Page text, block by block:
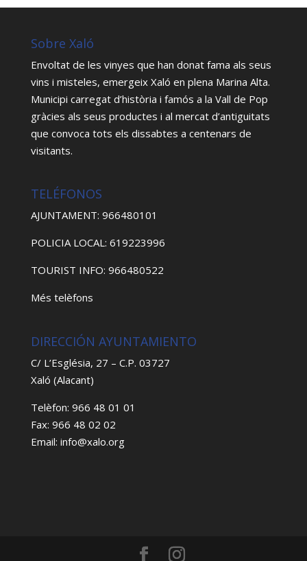
Sobre Xaló
Envoltat de les vinyes que han donat fama als seus
vins i misteles, emergeix Xaló en plena Marina Alta.
Municipi carregat d’història i famós a la Vall de Pop
gràcies als seus productes i al mercat d’antiguitats
que convoca tots els dissabtes a centenars de
visitants.
TELÉFONOS
AJUNTAMENT: 966480101
POLICIA LOCAL: 619223996
TOURIST INFO: 966480522
Més telèfons
DIRECCIÓN AYUNTAMIENTO
C/ L’Església, 27 – C.P. 03727
Xaló (Alacant)
Telèfon: 966 48 01 01
Fax: 966 48 02 02
Email: info@xalo.org